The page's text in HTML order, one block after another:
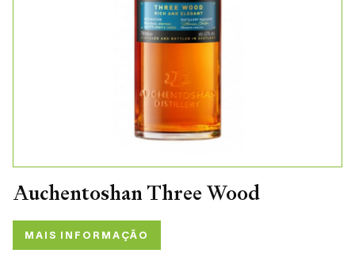
Auchentoshan Three Wood
MAIS INFORMAÇÃO